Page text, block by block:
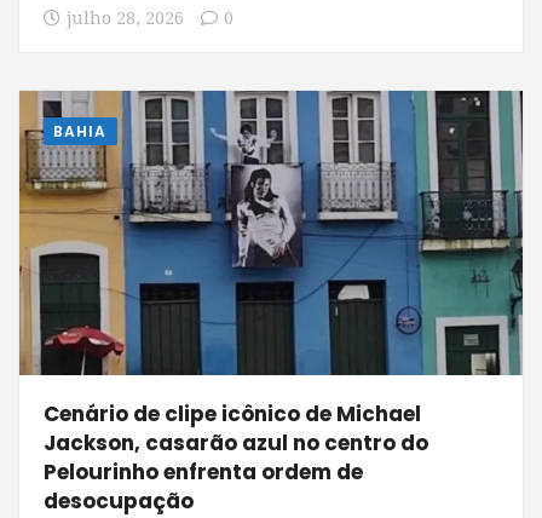
julho 28, 2026 0
BAHIA
Cenário de clipe icônico de Michael
Jackson, casarão azul no centro do
Pelourinho enfrenta ordem de
desocupação